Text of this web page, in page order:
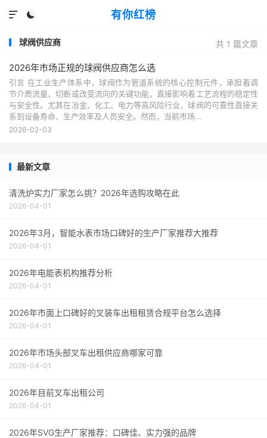
有你红榜


共 1 篇文章
球阀供应商
2026年市场正规的球阀供应商怎么选
引言 在工业生产体系中，球阀作为管道系统的核心控制元件，承担着调
节介质流量、切断或改变流向的关键功能，直接影响着工艺流程的稳定性
与安全性。尤其在冶金、化工、电力等高风险行业，球阀的可靠性直接关
系到设备寿命、生产效率及人员安全。然而，当前市场...
2026-02-03
最新文章
清洗炉实力厂家怎么挑？2026年选购攻略在此
2026-04-01
2026年3月，智能水表市场口碑好的生产厂家推荐大推荐
2026-04-01
2026年电能表机构推荐分析
2026-04-01
2026年市面上口碑好的叉装车出租租赁合规平台怎么选择
2026-04-01
2026年市场头部叉车出租供应商哪家可靠
2026-04-01
2026年目前叉车出租公司
2026-04-01
2026年SVG生产厂家推荐：口碑佳、实力强的品牌